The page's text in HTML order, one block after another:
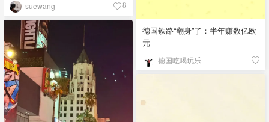
suewang__ 8
德国铁路“翻身”了：半年赚数亿欧
元
德国吃喝玩乐